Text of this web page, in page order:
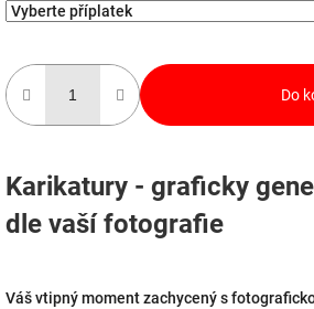
Do
Karikatury - graficky
dle vaší fotografie
Váš vtipný moment zachycený s